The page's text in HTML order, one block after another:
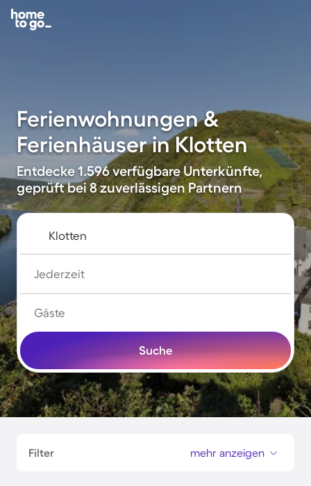
Ferienwohnungen &
Ferienhäuser in Klotten
Entdecke 1.596 verfügbare Unterkünfte,
geprüft bei 8 zuverlässigen Partnern
Jederzeit
Gäste
Suche
Filter mehr anzeigen